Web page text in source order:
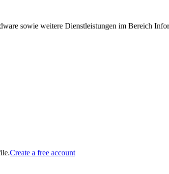
sowie weitere Dienstleistungen im Bereich
Create a free account